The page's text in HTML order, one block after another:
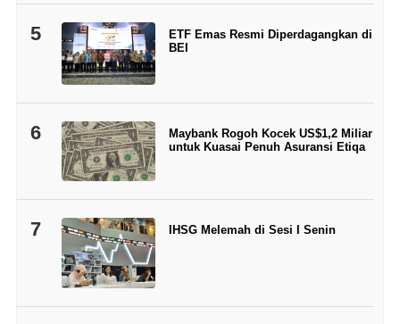
5
ETF Emas Resmi Diperdagangkan di
BEI
6
Maybank Rogoh Kocek US$1,2 Miliar
untuk Kuasai Penuh Asuransi Etiqa
7 IHSG Melemah di Sesi I Senin